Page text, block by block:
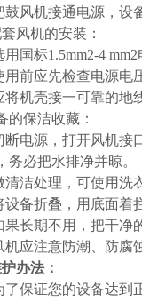
鼓风机接通电源，设
风机的安装：
用国标1.5mm2-4
用前应先检查电源电
将机壳接一可靠的地
的保洁收藏：
断电源，打开风机接
务必把水排净并晾。
清洁处理，可使用洗
设备折叠，用底面着
果长期不用，把干净
机应注意防潮、防腐
办法：
了保证您的设备达到